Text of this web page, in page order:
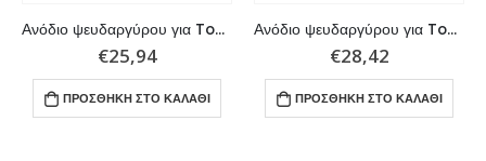
Ανόδιο ψευδαργύρου για Tohatsu 60 – 70 – 90 – 120 – 140 – 150hp
€25,94
ΠΡΟΣΘΉΚΗ ΣΤΟ ΚΑΛΆΘΙ
Ανόδιο ψευδαργύρου για Tohatsu σειρά 60 – 70 – 90 120 -140 HP
€28,42
ΠΡΟΣΘΉΚΗ ΣΤΟ ΚΑΛΆΘΙ